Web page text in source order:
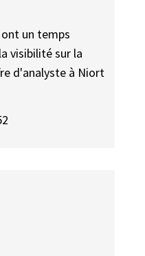
un temps
visibilité sur la
d'analyste à Niort